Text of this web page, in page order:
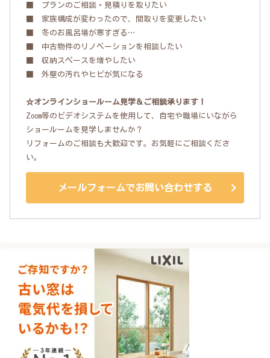
■ プランのご相談・見積りを取りたい
■ 家族構成が変わったので、間取りを変更したい
■ 冬のお風呂場が寒すぎる…
■ 中古物件のリノベーションを相談したい
■ 収納スペースを増やしたい
■ 外壁の汚れやヒビが気になる
☆オンラインショールーム見学＆ご相談承ります！
Zoom等のビデオシステムを使用して、自宅や職場にいながら
ショールームを見学しませんか？
リフォームのご相談も大歓迎です。お気軽にご相談くださ
い。
メールフォームでお問い合わせする